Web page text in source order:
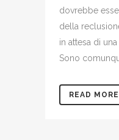
dovrebbe
della
in attesa di
Sono
READ MORE